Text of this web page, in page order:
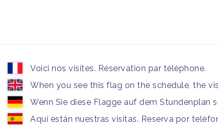
Voici nos visites. Réservation par téléphone.
When you see this flag on the schedule, the
Wenn Sie diese Flagge auf dem Stundenplan
Aquí están nuestras visitas. Reserva por